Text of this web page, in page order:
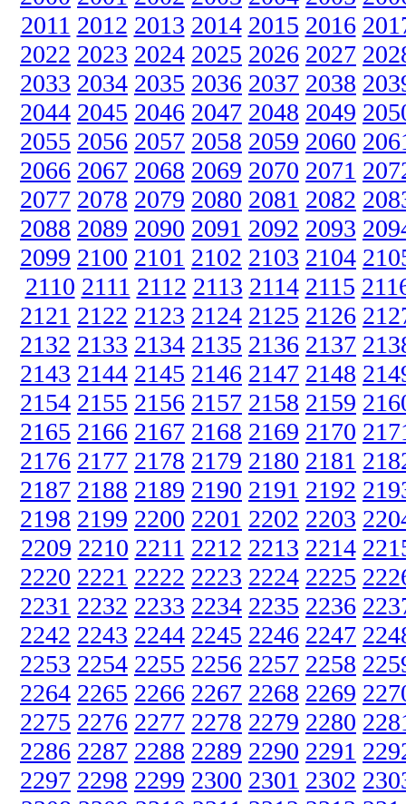
2011 2012 2013 2014 2015 2016
2022 2023 2024 2025 2026 2027
2033 2034 2035 2036 2037 2038
2044 2045 2046 2047 2048 2049
2055 2056 2057 2058 2059 2060
2066 2067 2068 2069 2070 2071
2077 2078 2079 2080 2081 2082
2088 2089 2090 2091 2092 2093
2099 2100 2101 2102 2103 2104
2110 2111 2112 2113 2114 2115
2121 2122 2123 2124 2125 2126
2132 2133 2134 2135 2136 2137
2143 2144 2145 2146 2147 2148
2154 2155 2156 2157 2158 2159
2165 2166 2167 2168 2169 2170
2176 2177 2178 2179 2180 2181
2187 2188 2189 2190 2191 2192
2198 2199 2200 2201 2202 2203
2209 2210 2211 2212 2213 2214
2220 2221 2222 2223 2224 2225
2231 2232 2233 2234 2235 2236
2242 2243 2244 2245 2246 2247
2253 2254 2255 2256 2257 2258
2264 2265 2266 2267 2268 2269
2275 2276 2277 2278 2279 2280
2286 2287 2288 2289 2290 2291
2297 2298 2299 2300 2301 2302